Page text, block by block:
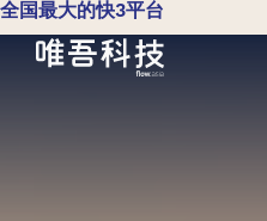
全国最大的快3平台